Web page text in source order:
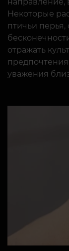
Некоторые
птичьи перья,
отражать
уважения